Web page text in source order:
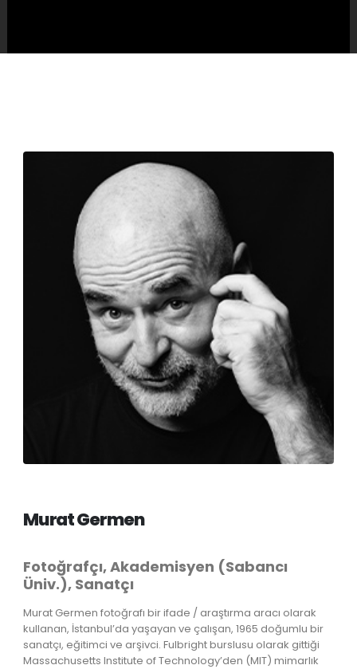
Murat Germen
Fotoğrafçı, Akademisyen (Sabancı
Üniv.), Sanatçı
Murat Germen fotoğrafı bir ifade / araştırma aracı olarak
kullanan, İstanbul’da yaşayan ve çalışan, 1965 doğumlu bir
sanatçı, eğitimci ve arşivci. Fulbright burslusu olarak gittiği
Massachusetts Institute of Technology’den (MIT) mimarlık